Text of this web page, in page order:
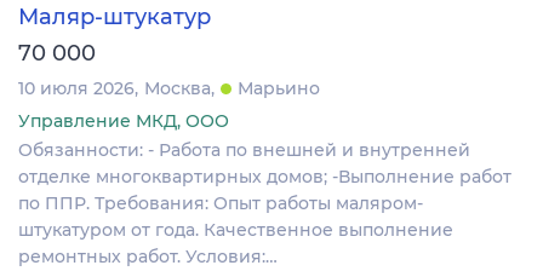
Маляр-штукатур
70 000
10 июля 2026 Москва
Марьино
Управление МКД, ООО
Обязанности: - Работа по внешней и внутренней
отделке многоквартирных домов; -Выполнение работ
по ППР. Требования: Опыт работы маляром-
штукатуром от года. Качественное выполнение
ремонтных работ. Условия:…